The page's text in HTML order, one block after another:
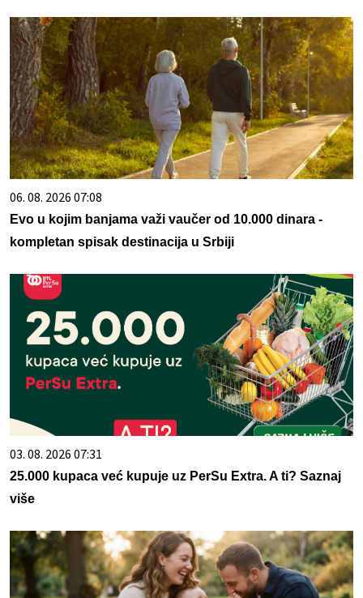
06. 08. 2026 07:08
Evo u kojim banjama važi vaučer od 10.000 dinara -
kompletan spisak destinacija u Srbiji
03. 08. 2026 07:31
25.000 kupaca već kupuje uz PerSu Extra. A ti? Saznaj
više